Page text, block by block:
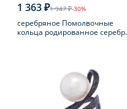
1 363 ₽1 947 ₽-30%
серебряное Помолвочные
кольца родированное серебро